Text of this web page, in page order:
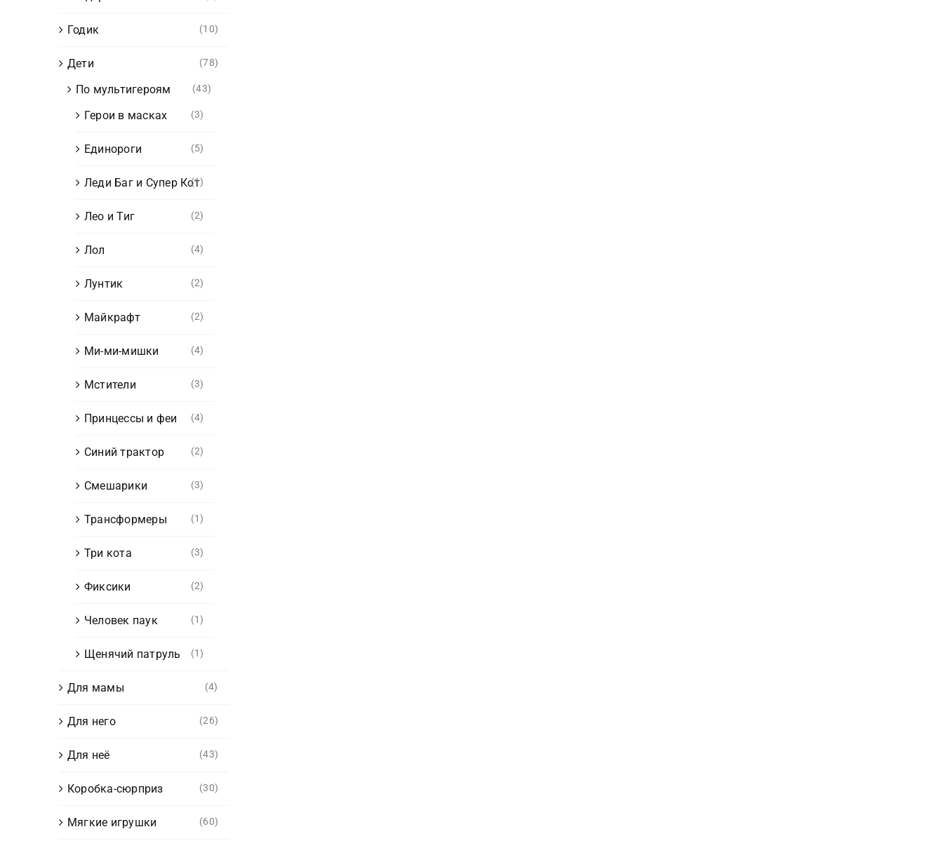
Годик (10)
Дети (78)
По мультигероям (43)
Герои в масках (3)
Единороги (5)
Леди Баг и Супер Кот
(1)
Лео и Тиг (2)
Лол (4)
Лунтик (2)
Майкрафт (2)
Ми-ми-мишки (4)
Мстители (3)
Принцессы и феи (4)
Синий трактор (2)
Смешарики (3)
Трансформеры (1)
Три кота (3)
Фиксики (2)
Человек паук (1)
Щенячий патруль (1)
Для мамы (4)
Для него (26)
Для неё (43)
Коробка-сюрприз (30)
Мягкие игрушки (60)